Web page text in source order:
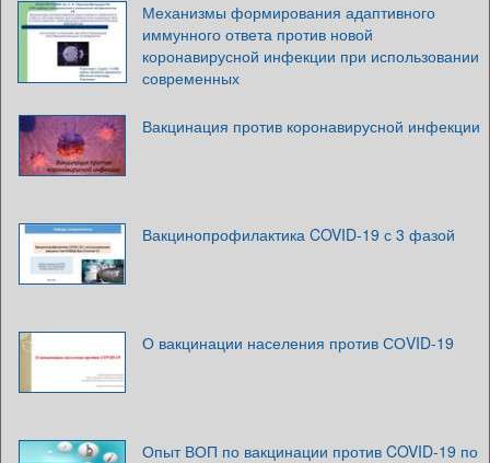
Механизмы формирования адаптивного
иммунного ответа против новой
коронавирусной инфекции при использовании
современных
Вакцинация против коронавирусной инфекции
Вакцинопрофилактика COVID-19 с 3 фазой
О вакцинации населения против СОVID-19
Опыт ВОП по вакцинации против COVID-19 по